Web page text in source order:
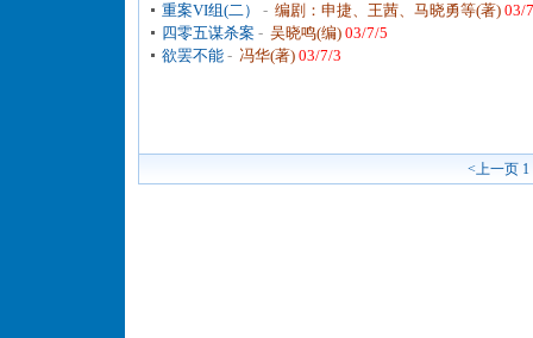
重案VI组(二）
- 编剧：申捷、王茜、马晓勇等(著) 03/
四零五谋杀案 - 吴晓鸣(编) 03/7/5
欲罢不能 - 冯华(著) 03/7/3
<上一页 1